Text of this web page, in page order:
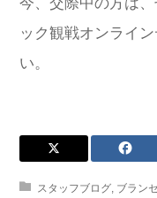
ック観戦オンライ
い。
スタッフブログ, ブラン